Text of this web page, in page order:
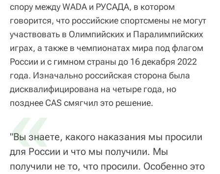
спору между WADA и РУСАДА, в котором
говорится, что российские спортсмены не могут
участвовать в Олимпийских и Паралимпийских
играх, а также в чемпионатах мира под флагом
России и с гимном страны до 16 декабря 2022
года. Изначально российская сторона была
дисквалифицирована на четыре года, но
позднее CAS смягчил это решение.
«
"Вы знаете, какого наказания мы просили
для России и что мы получили. Мы
получили не то, что просили. Особенно это